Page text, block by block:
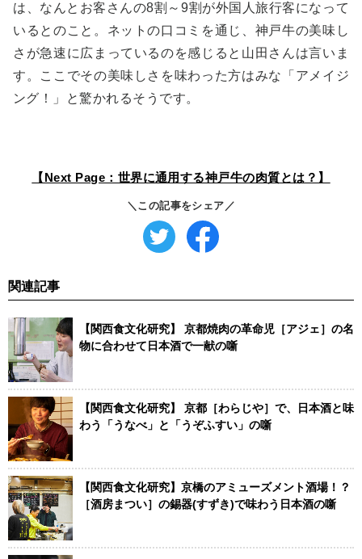
は、なんとお客さんの8割～9割が外国人旅行客になって
いるとのこと。ネットの口コミを通じ、神戸牛の美味し
さが急速に広まっているのを感じると山田さんは言いま
す。ここでその美味しさを味わった方はみな「アメイジ
ング！」と驚かれるそうです。
【Next Page：世界に通用する神戸牛の肉質とは？】
＼この記事をシェア／
関連記事
【関西食文化研究】 京都焼肉の革命児［アジェ］の名
物に合わせて日本酒で一献の噺
【関西食文化研究】 京都［わらじや］で、日本酒と味
わう「うなべ」と「うぞふすい」の噺
【関西食文化研究】京橋のアミューズメント酒場！？
［酒房まつい］の錫器(すずき)で味わう日本酒の噺